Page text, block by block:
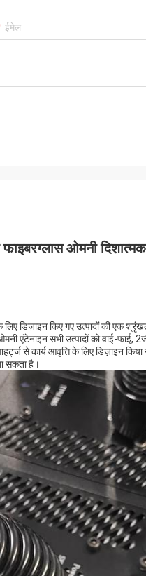
ओमनी दिशात्मक
डिज़ाइन किए गए उत्पादों की एक
एंटेनाइन सभी उत्पादों को वाई-फाई,
से कार्य आवृत्ति के लिए डिज़ाइन किया
सकता है।